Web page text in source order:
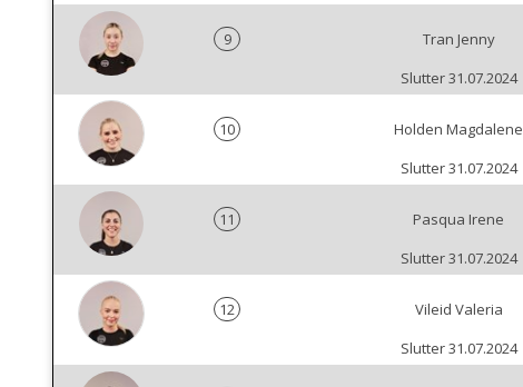
9
Tran Jenny
Slutter 31.07.2024
10
Holden Magdalene
Slutter 31.07.2024
11
Pasqua Irene
Slutter 31.07.2024
12
Vileid Valeria
Slutter 31.07.2024